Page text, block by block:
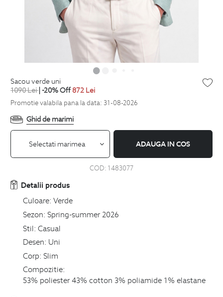
sacou verde uni
1090Lei| -20% Off 872 Lei
Promotie valabila pana la data: 31-08-2026
Ghid de marimi
Selectati marimea ADAUGA IN COS
COD: 1483077
Detalii produs
Culoare: Verde
Sezon: Spring-summer 2026
Stil: Casual
Desen: Uni
Corp: Slim
Compozitie:
53% poliester 43% cotton 3% poliamide 1% elastane